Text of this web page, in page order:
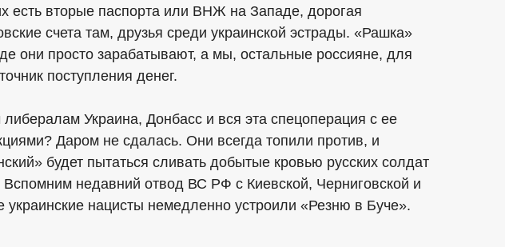
есть вторые паспорта или ВНЖ на Западе, дорогая
счета там, друзья среди украинской эстрады. «Рашка»
они просто зарабатывают, а мы, остальные россияне, для
поступления денег.
Украина, Донбасс и вся эта спецоперация с ее
Даром не сдалась. Они всегда топили против, и
будет пытаться сливать добытые кровью русских солдат
недавний отвод ВС РФ с Киевской, Черниговской и
украинские нацисты немедленно устроили «Резню в Буче».